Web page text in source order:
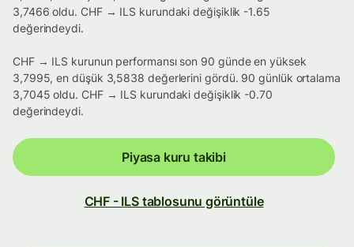
3,7466 oldu. CHF → ILS kurundaki değişiklik -1.65
değerindeydi.
CHF → ILS kurunun performansı son 90 günde en yüksek
3,7995, en düşük 3,5838 değerlerini gördü. 90 günlük ortalama
3,7045 oldu. CHF → ILS kurundaki değişiklik -0.70
değerindeydi.
Piyasa kuru takibi
CHF - ILS tablosunu görüntüle